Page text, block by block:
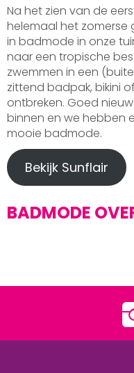
Na het zien van de
helemaal het zomerse
in badmode in onze
naar een tropische
zwemmen in een
zittend badpak, bikini
ontbreken. Goed
binnen en we hebben
mooie badmode.
Bekijk Sunflair
BADMODE